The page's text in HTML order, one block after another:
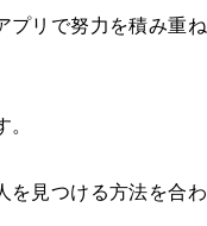
プリで努力を積み重ね
を見つける方法を合わ